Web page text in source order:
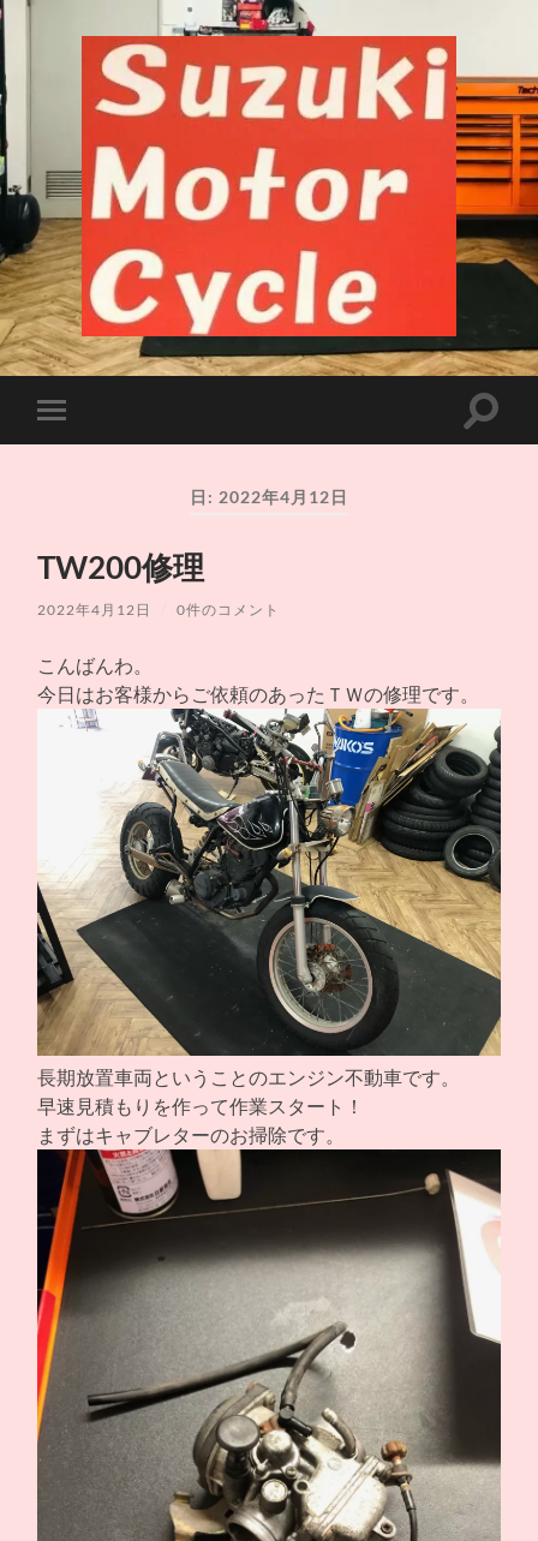
千
葉
市
長
バ
イ
ス
ー
タ
ー
サ
イ
ク
ル
モ
バ
ー
を
切
り
え
る
検
日: 2022年4月12日
TW200修理
2022年4月12日 / 0件のコメント
こんばんわ。
今日はお客様からご依頼のあったＴＷの修理です。
長期放置車両ということのエンジン不動車です。
早速見積もりを作って作業スタート！
まずはキャブレターのお掃除です。